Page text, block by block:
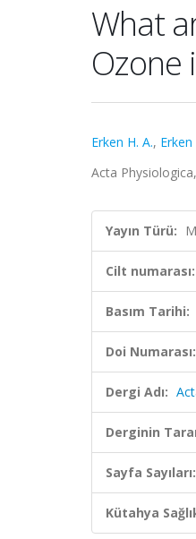
What
Ozone
Erken H. A., Erken
Acta
Yayın Türü:
Cilt numarası:
Basım Tarihi:
Doi Numarası:
Dergi Adı:
Derginin
Sayfa Sayıları:
Kütahya